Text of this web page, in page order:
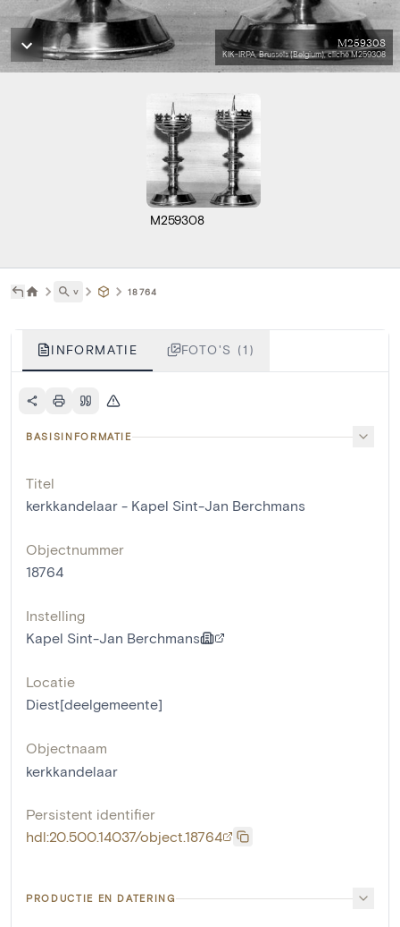
M259308
KIK-IRPA, Brussels (Belgium), cliché M259308
M259308
˅ 18764
INFORMATIE FOTO'S (1)
BASISINFORMATIE
Titel
kerkkandelaar - Kapel Sint-Jan Berchmans
Objectnummer
18764
Instelling
Kapel Sint-Jan Berchmans
Locatie
Diest[deelgemeente]
Objectnaam
kerkkandelaar
Persistent identifier
hdl:20.500.14037/object.18764
PRODUCTIE EN DATERING